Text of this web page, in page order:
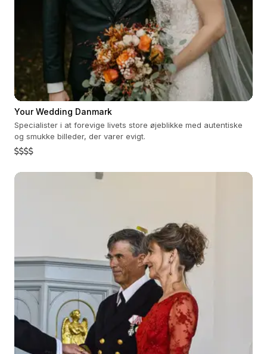
Your Wedding Danmark
Specialister i at forevige livets store øjeblikke med autentiske
og smukke billeder, der varer evigt.